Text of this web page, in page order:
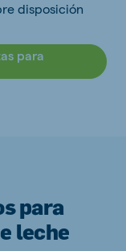
disposición
para
para
leche